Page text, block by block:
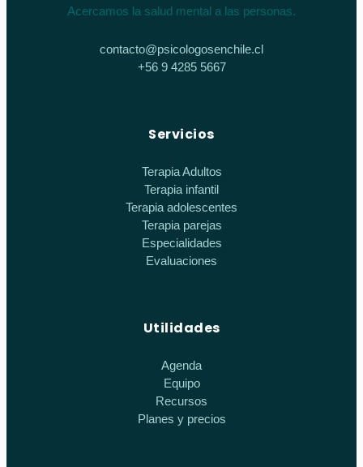
Acercamos la salud mental a las personas.
contacto@psicologosenchile.cl
+56 9 4285 5667
Servicios
Terapia Adultos
Terapia infantil
Terapia adolescentes
Terapia parejas
Especialidades
Evaluaciones
Utilidades
Agenda
Equipo
Recursos
Planes y precios